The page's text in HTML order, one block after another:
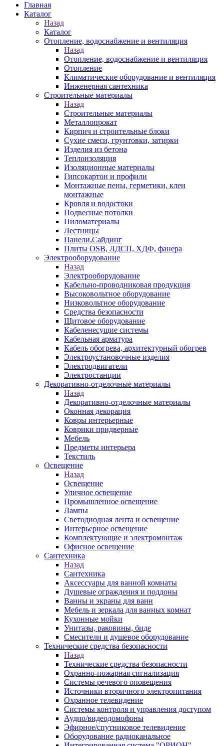
Главная
Каталог
Назад
Каталог
Отопление, водоснабжение и вентиляция
Назад
Отопление, водоснабжение и вентиляция
Отопление
Климатические оборудование и вентиляция
Инженерная сантехника
Строительные материалы
Назад
Строительные материалы
Металлопрокат
Кирпич и строительные блоки
Сухие смеси, грунтовки, затирки
Изделия из бетона
Теплоизоляция
Изоляционные материалы
Гипсокартон и профили
Монтажные пены, герметики, клеи
монтажные
Кровля и водостоки
Подвесные потолки
Пиломатериалы
Лестницы
Панели,Сайдинг
Плиты OSB, ЛДСП, ХДФ, фанера
Электрооборудование
Назад
Электрооборудование
Кабельно-проводниковая продукция
Высоковольтное оборудование
Низковольтное оборудование
Средства безопасности
Щитовое оборудование
Кабеленесущие системы
Кабельная арматура
Кабель обогрева, архитектурный обогрев
Электроустановочные изделия
Электродвигатели
Электростанции
Декоративно-отделочные материалы
Назад
Декоративно-отделочные материалы
Оконная декорация
Ковры интерьерные
Коврики придверные
Мебель
Предметы интерьера
Текстиль
Освещение
Назад
Освещение
Уличное освещение
Промышленное освещение
Лампы
Светодиодная лента и освещение
Интерьерное освещение
Комплектующие и электромонтаж
Офисное освещение
Сантехника
Назад
Сантехника
Аксессуары для ванной комнаты
Душевые ограждения и поддоны
Ванны и экраны для ванн
Мебель и зеркала для ванных комнат
Кухонные мойки
Унитазы, раковины, биде
Смесители и душевое оборудование
Технические средства безопасности
Назад
Технические средства безопасности
Охранно-пожарная сигнализация
Системы речевого оповещения
Источники вторичного электропитания
Охранное телевидение
Системы контроля и управления доступом
Аудио/видеодомофоны
Эфирное/спутниковое телевидение
Оборудование радиоканальное